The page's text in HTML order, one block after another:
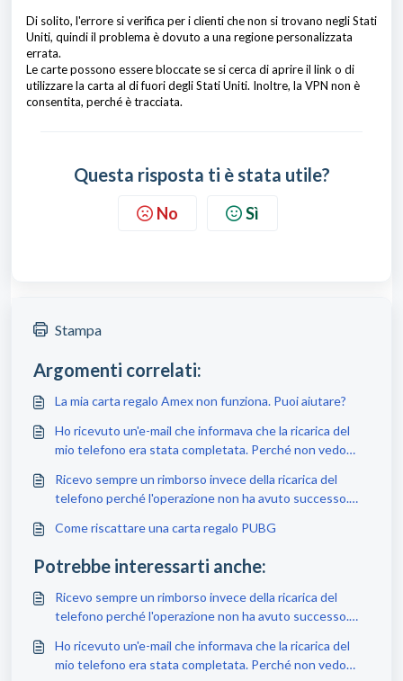
Di solito, l'errore si verifica per i clienti che non si trovano negli Stati
Uniti, quindi il problema è dovuto a una regione personalizzata
errata.
Le carte possono essere bloccate se si cerca di aprire il link o di
utilizzare la carta al di fuori degli Stati Uniti. Inoltre, la VPN non è
consentita, perché è tracciata.
Questa risposta ti è stata utile?
No Sì
Stampa
Argomenti correlati:
La mia carta regalo Amex non funziona. Puoi aiutare?
Ho ricevuto un'e-mail che informava che la ricarica del
mio telefono era stata completata. Perché non vedo
Ricevo sempre un rimborso invece della ricarica del
telefono perché l'operazione non ha avuto successo.
Come riscattare una carta regalo PUBG
Potrebbe interessarti anche:
Ricevo sempre un rimborso invece della ricarica del
telefono perché l'operazione non ha avuto successo.
Ho ricevuto un'e-mail che informava che la ricarica del
mio telefono era stata completata. Perché non vedo